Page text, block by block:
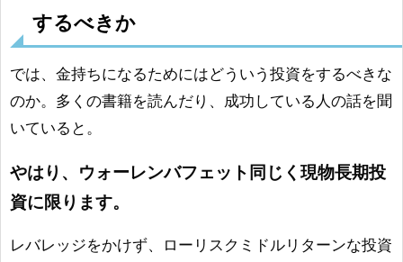
するべきか
では、金持ちになるためにはどういう投資をするべきな
のか。多くの書籍を読んだり、成功している人の話を聞
いていると。
やはり、ウォーレンバフェット同じく現物長期投
資に限ります。
レバレッジをかけず、ローリスクミドルリターンな投資